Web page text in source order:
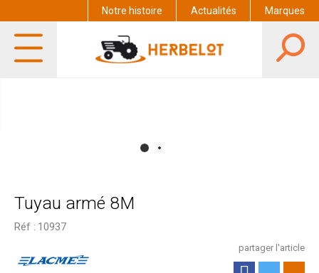
Notre histoire Actualités Marques
Tuyau armé 8M
Réf : 10937
partager l'article